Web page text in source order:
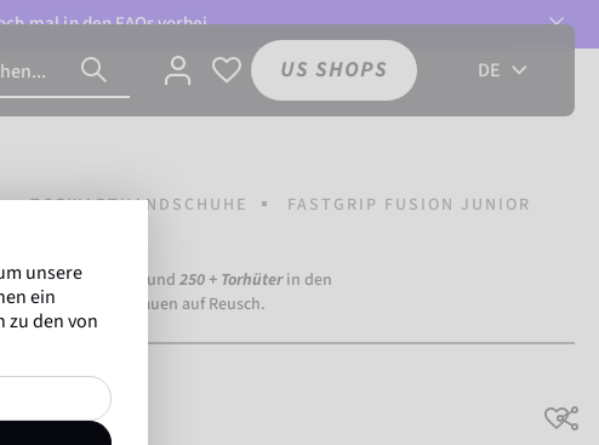
mal in denFAQsvorbei.
US SHOPS DE
TORWARTHANDSCHUHE FASTGRIP FUSION JUNIOR
Dortmund) und 250 + Torhüter in den
weltweit vertrauen auf Reusch.
Junior
unsere
ein
zu den von